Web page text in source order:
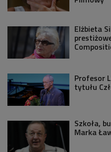
Elżbieta
Profesor
tytułu
Szkoła,
Marka